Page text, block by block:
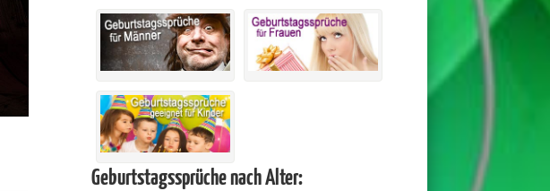
Geburtstagssprüche nach Alter: